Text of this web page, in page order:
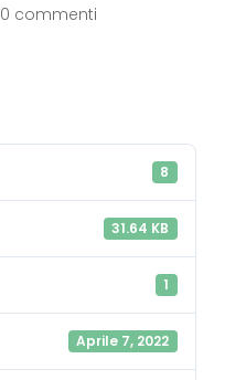
0 commenti
8
31.64 KB
1
Aprile 7, 2022